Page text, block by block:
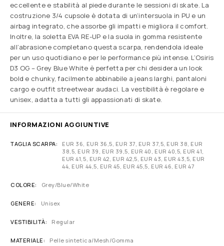
eccellente e stabilità al piede durante le sessioni di skate. La
costruzione 3/4 cupsole è dotata di un’intersuola in PU e un
airbag integrato, che assorbe gli impatti e migliora il comfort.
Inoltre, la soletta EVA RE-UP e la suola in gomma resistente
all’abrasione completano questa scarpa, rendendola ideale
per un uso quotidiano e per le performance più intense. L’Osiris
D3 OG – Grey Blue White è perfetta per chi desidera un look
bold e chunky, facilmente abbinabile a jeans larghi, pantaloni
cargo e outfit streetwear audaci. La vestibilità è regolare e
unisex, adatta a tutti gli appassionati di skate.
INFORMAZIONI AGGIUNTIVE
TAGLIA SCARPA
EUR 36, EUR 36,5, EUR 37, EUR 37,5, EUR 38, EUR
38,5, EUR 39, EUR 39,5, EUR 40, EUR 40,5, EUR 41,
EUR 41,5, EUR 42, EUR 42,5, EUR 43, EUR 43,5, EUR
44, EUR 44,5, EUR 45, EUR 45,5, EUR 46, EUR 47
COLORE Grey/Blue/White
GENERE Unisex
VESTIBILITÀ Regular
MATERIALE Pelle sintetica/Mesh/Gomma